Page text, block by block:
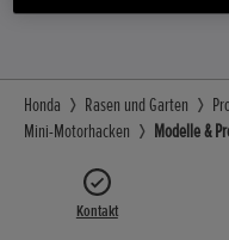
Honda Rasen und Garten
Mini-Motorhacken
Modelle &
Kontakt